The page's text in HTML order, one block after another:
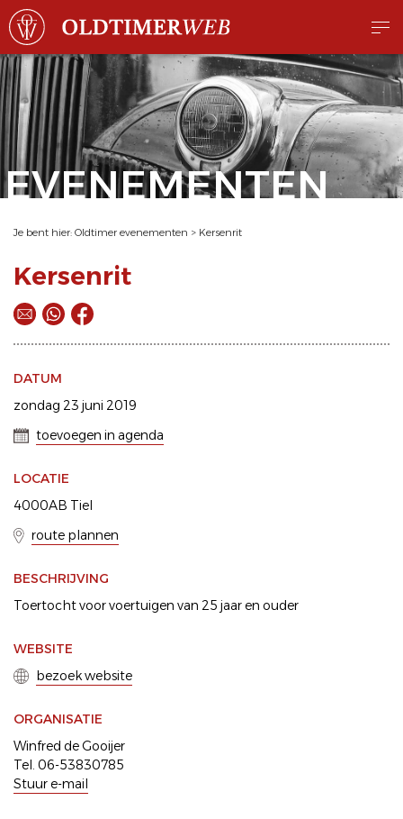
EVENEMENTEN
Je bent hier: Oldtimer evenementen > Kersenrit
Kersenrit
DATUM
zondag 23 juni 2019
toevoegen in agenda
LOCATIE
4000AB Tiel
route plannen
BESCHRIJVING
Toertocht voor voertuigen van 25 jaar en ouder
WEBSITE
bezoek website
ORGANISATIE
Winfred de Gooijer
Tel. 06-53830785
Stuur e-mail